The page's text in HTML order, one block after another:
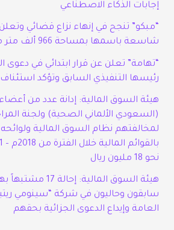
إجابات الذكاء الاصطناعي
“مبكو” تنجح في إنهاء نزاع قضائي
شاسعة باسمها بمساحة 966 ألف متر مربع
“تهامة” تعلن عن قرار ابتدائي في
رئيسها التنفيذي السابق وتؤكد استئناف
هيئة السوق المالية: إدانة عدد من
(السعودي الألماني الصحية) ولجنة
لمخالفتهم نظام السوق المالية ولوائحه
نحو 18 مليون ريال
هيئة السوق
سابقون وحاليون في شركة “سينومي
العامة وإيداع الدعوى الجزائية بحقهم